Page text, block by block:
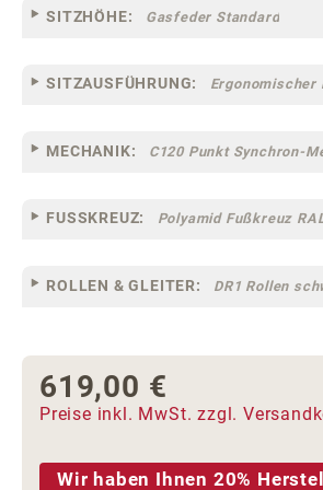
SITZHÖHE: Gasfeder Standard
SITZAUSFÜHRUNG:
MECHANIK: C120 Punkt Synchron-
FUSSKREUZ: Polyamid Fußkreuz
ROLLEN & GLEITER: DR1 Rollen
Regulärer Preis:
619,00 €
Preise inkl. MwSt. zzgl.
Wir haben Ihnen 20%